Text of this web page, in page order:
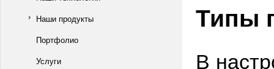
Наши продукты
Портфолио
Услуги
Типы
В